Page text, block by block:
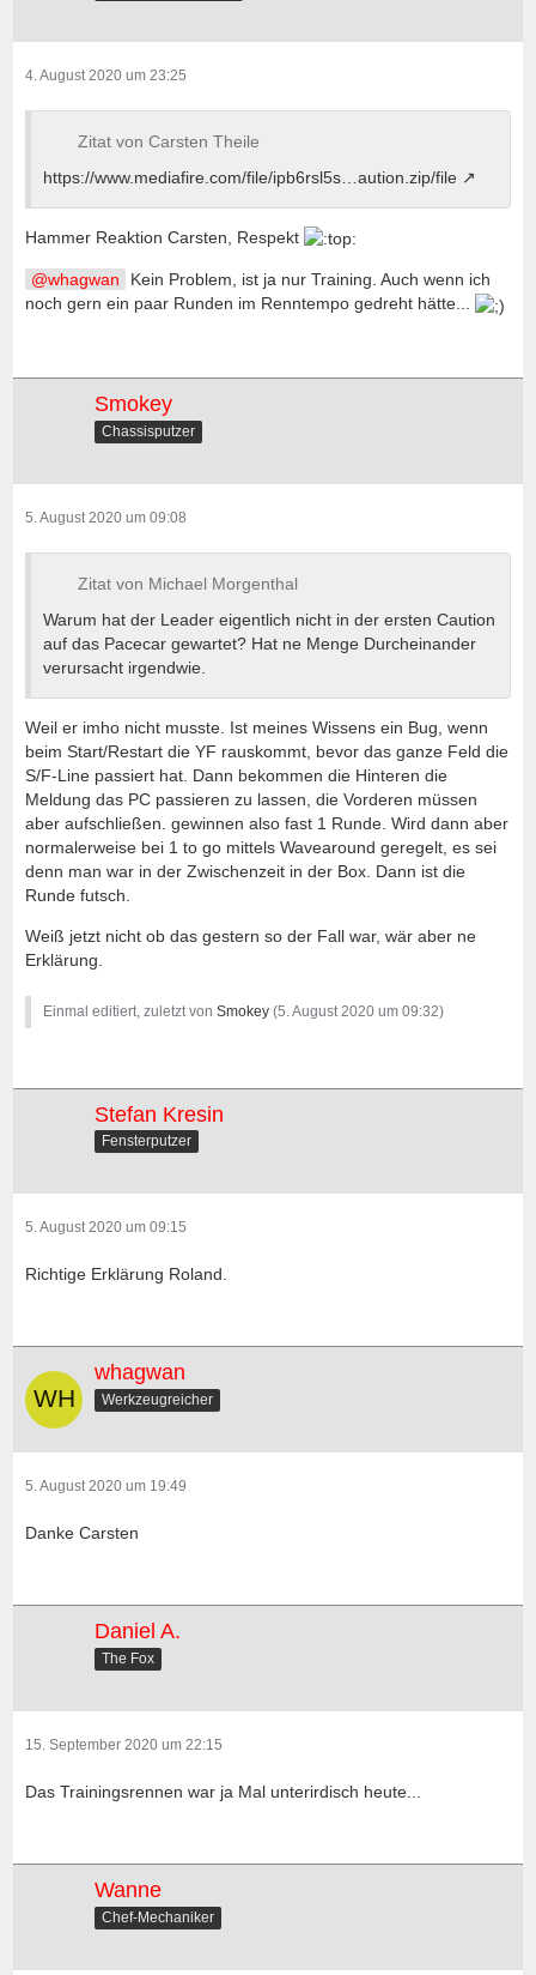
4. August 2020 um 23:25
Zitat von Carsten Theile
https://www.mediafire.com/file/ipb6rsl5s…aution.zip/file
Hammer Reaktion Carsten, Respekt
whagwan
Kein Problem, ist ja nur Training. Auch wenn ich
noch gern ein paar Runden im Renntempo gedreht hätte...
Smokey
Chassisputzer
5. August 2020 um 09:08
Zitat von Michael Morgenthal
Warum hat der Leader eigentlich nicht in der ersten Caution
auf das Pacecar gewartet? Hat ne Menge Durcheinander
verursacht irgendwie.
Weil er imho nicht musste. Ist meines Wissens ein Bug, wenn
beim Start/Restart die YF rauskommt, bevor das ganze Feld die
S/F-Line passiert hat. Dann bekommen die Hinteren die
Meldung das PC passieren zu lassen, die Vorderen müssen
aber aufschließen. gewinnen also fast 1 Runde. Wird dann aber
normalerweise bei 1 to go mittels Wavearound geregelt, es sei
denn man war in der Zwischenzeit in der Box. Dann ist die
Runde futsch.
Weiß jetzt nicht ob das gestern so der Fall war, wär aber ne
Erklärung.
Einmal editiert, zuletzt von Smokey (5. August 2020 um 09:32)
Stefan Kresin
Fensterputzer
5. August 2020 um 09:15
Richtige Erklärung Roland.
whagwan
Werkzeugreicher
5. August 2020 um 19:49
Danke Carsten
Daniel A.
The Fox
15. September 2020 um 22:15
Das Trainingsrennen war ja Mal unterirdisch heute...
Wanne
Chef-Mechaniker